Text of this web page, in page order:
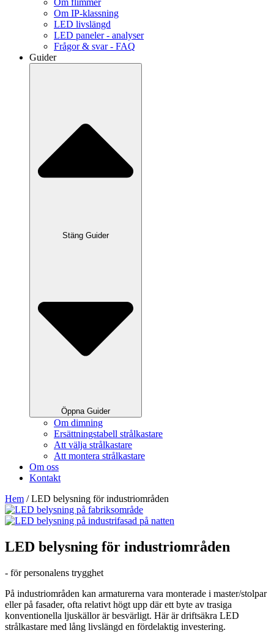
Om IP-klassning
LED livslängd
LED paneler - analyser
Frågor & svar - FAQ
Guider
Stäng Guider
Öppna Guider
Om dimning
Ersättningstabell strålkastare
Att välja strålkastare
Att montera strålkastare
Om oss
Kontakt
Hem /LED belysning för industriområden
LED belysning för industriområden
- för personalens trygghet
På industriområden kan armaturerna vara monterade i master/stolpar
eller på fasader, ofta relativt högt upp där ett byte av trasiga
konventionella ljuskällor är besvärligt. Här är driftsäkra LED
strålkastare med lång livslängd en fördelaktig investering.